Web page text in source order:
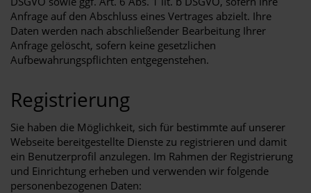
Anfrage auf den Abschluss eines Vertrages abzielt. Ihre
Daten werden nach abschließender Bearbeitung Ihrer
Anfrage gelöscht, sofern keine gesetzlichen
Aufbewahrungspflichten entgegenstehen.
Registrierung
Sie haben die Möglichkeit, sich für bestimmte auf unserer
Webseite bereitgestellte Dienste zu registrieren und damit
ein Benutzerprofil anzulegen. Im Rahmen der Registrierung
und Einrichtung erheben und verwenden wir folgende
personenbezogenen Daten: